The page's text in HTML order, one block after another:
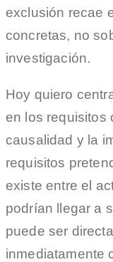
exclusión recae
concretas, no
investigación.
Hoy quiero
en los requisitos
causalidad y la
requisitos
existe entre el
podrían llegar a
puede ser
inmediatamente